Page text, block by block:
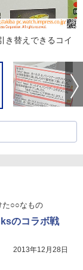
き替えできるコイ
た○○なもの
のコラボ戦
2013年12月28日